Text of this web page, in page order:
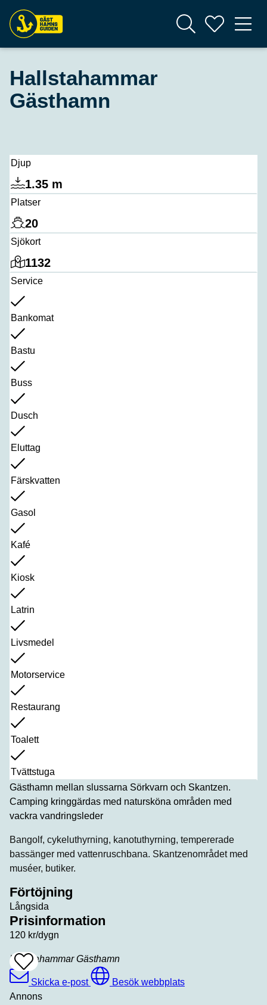
Hallstahammar
Gästhamn
Djup
1.35 m
Platser
20
Sjökort
1132
Service
Bankomat
Bastu
Buss
Dusch
Eluttag
Färskvatten
Gasol
Kafé
Kiosk
Latrin
Livsmedel
Motorservice
Restaurang
Toalett
Tvättstuga
Gästhamn mellan slussarna Sörkvarn och Skantzen.
Camping kringgärdas med natursköna områden med
vackra vandringsleder
Bangolf, cykeluthyrning, kanotuthyrning, tempererade
bassänger med vattenruschbana. Skantzenområdet med
muséer, butiker.
Förtöjning
Långsida
Prisinformation
120 kr/dygn
Add
To
Favrites
Hallstahammar Gästhamn
Skicka e-post
Besök webbplats
Annons